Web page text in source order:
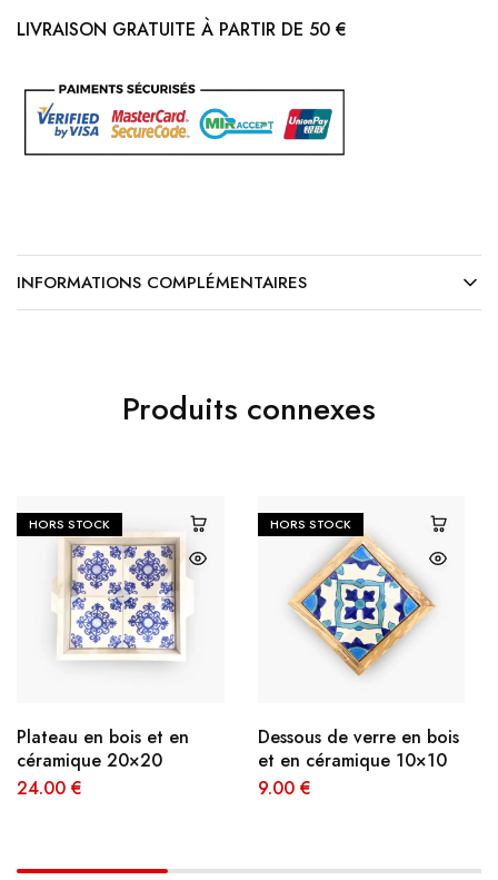
LIVRAISON GRATUITE À PARTIR DE 50 €
INFORMATIONS COMPLÉMENTAIRES
Produits connexes
HORS STOCK
Plateau en bois et en
céramique 20×20
24.00 €
HORS STOCK
Dessous de verre en bois
et en céramique 10×10
9.00 €